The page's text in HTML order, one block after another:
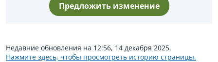
Предложить изменение
Недавние обновления на 12:56, 14 декабря 2025.
Нажмите здесь, чтобы просмотреть историю страницы.